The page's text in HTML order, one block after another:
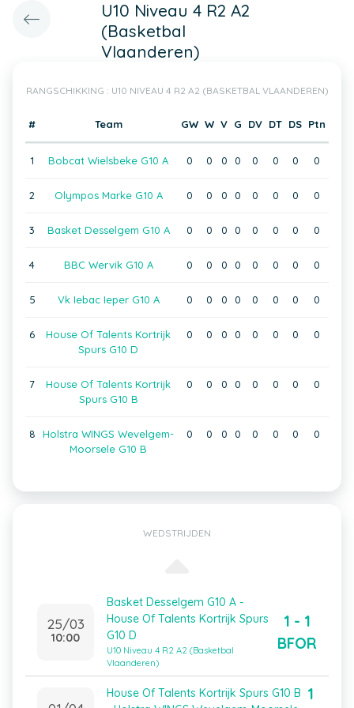
U10 Niveau 4 R2 A2
(Basketbal
Vlaanderen)
RANGSCHIKKING : U10 NIVEAU 4 R2 A2 (BASKETBAL VLAANDEREN)
# Team GW W V G DV DT DS Ptn
1 Bobcat Wielsbeke G10 A 0 0 0 0 0 0 0 0
2 Olympos Marke G10 A 0 0 0 0 0 0 0 0
3 Basket Desselgem G10 A 0 0 0 0 0 0 0 0
4 BBC Wervik G10 A 0 0 0 0 0 0 0 0
5 Vk Iebac Ieper G10 A 0 0 0 0 0 0 0 0
6
House Of Talents Kortrijk
Spurs G10 D
0 0 0 0 0 0 0 0
7
House Of Talents Kortrijk
Spurs G10 B
0 0 0 0 0 0 0 0
8
Holstra WINGS Wevelgem-
Moorsele G10 B
0 0 0 0 0 0 0 0
WEDSTRIJDEN
25/03
10:00
Basket Desselgem G10 A -
House Of Talents Kortrijk Spurs
G10 D
U10 Niveau 4 R2 A2 (Basketbal
Vlaanderen)
1 - 1
BFOR
House Of Talents Kortrijk Spurs G10 B 1